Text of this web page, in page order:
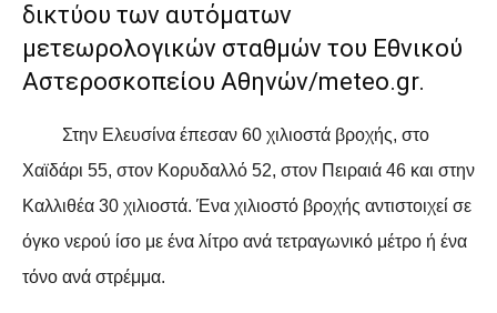
δικτύου των αυτόματων
μετεωρολογικών σταθμών του Εθνικού
Αστεροσκοπείου Αθηνών/meteo.gr.
Στην Ελευσίνα έπεσαν 60 χιλιοστά βροχής, στο
Χαϊδάρι 55, στον Κορυδαλλό 52, στον Πειραιά 46 και στην
Καλλιθέα 30 χιλιοστά. Ένα χιλιοστό βροχής αντιστοιχεί σε
όγκο νερού ίσο με ένα λίτρο ανά τετραγωνικό μέτρο ή ένα
τόνο ανά στρέμμα.